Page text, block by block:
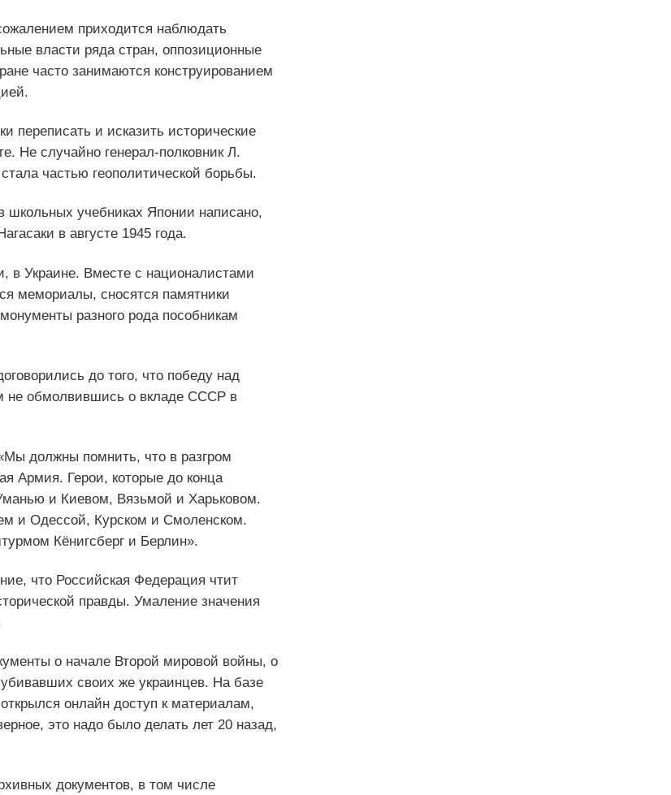
приходится наблюдать
власти ряда стран, оппозиционные
часто занимаются конструированием
и исказить исторические
Не случайно генерал-полковник Л.
частью геополитической борьбы.
учебниках Японии написано,
в августе 1945 года.
в Украине. Вместе с националистами
мемориалы, сносятся памятники
разного рода пособникам
до того, что победу над
не обмолвившись о вкладе СССР в
должны помнить, что в разгром
Армия. Герои, которые до конца
и Киевом, Вязьмой и Харьковом.
и Одессой, Курском и Смоленском.
Кёнигсберг и Берлин».
что Российская Федерация чтит
правды. Умаление значения
о начале Второй мировой войны, о
своих же украинцев. На базе
онлайн доступ к материалам,
это надо было делать лет 20 назад,
документов, в том числе